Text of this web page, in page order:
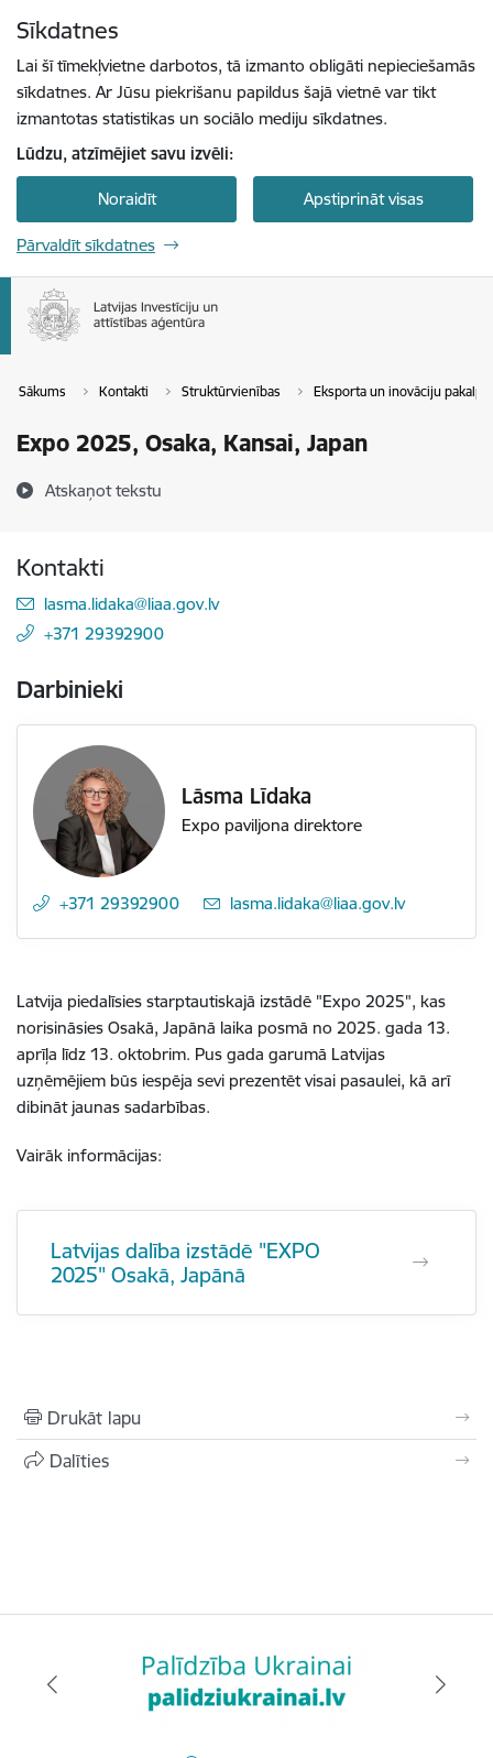
Sīkdatnes
Lai šī tīmekļvietne darbotos, tā izmanto obligāti nepieciešamās
sīkdatnes. Ar Jūsu piekrišanu papildus šajā vietnē var tikt
izmantotas statistikas un sociālo mediju sīkdatnes.
Lūdzu, atzīmējiet savu izvēli:
Noraidīt Apstiprināt visas
Pārvaldīt sīkdatnes
Sākums Kontakti Struktūrvienības Eksporta un inovāciju
Expo 2025, Osaka, Kansai, Japan
Atskaņot tekstu
Kontakti
E-pasts:
lasma.lidaka@liaa.gov.lv
+371 29392900
Darbinieki
Lāsma Līdaka
Expo paviljona direktore
+371 29392900 E-pasts:
lasma.lidaka@liaa.gov.lv
Latvija piedalīsies starptautiskajā izstādē "Expo 2025", kas
norisināsies Osakā, Japānā laika posmā no 2025. gada 13.
aprīļa līdz 13. oktobrim. Pus gada garumā Latvijas
uzņēmējiem būs iespēja sevi prezentēt visai pasaulei, kā arī
dibināt jaunas sadarbības.
Vairāk informācijas:
Latvijas dalība izstādē "EXPO
2025" Osakā, Japānā
Drukāt lapu
Dalīties